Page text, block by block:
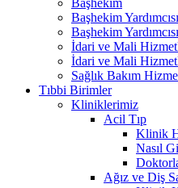
Başhekim Yardımcısı
Başhekim Yardımcısı
İdari ve Mali
İdari ve Mali
Sağlık Bakım
Tıbbi Birimler
Kliniklerimiz
Acil Tıp
Klinik
Nasıl
Ağız ve Diş